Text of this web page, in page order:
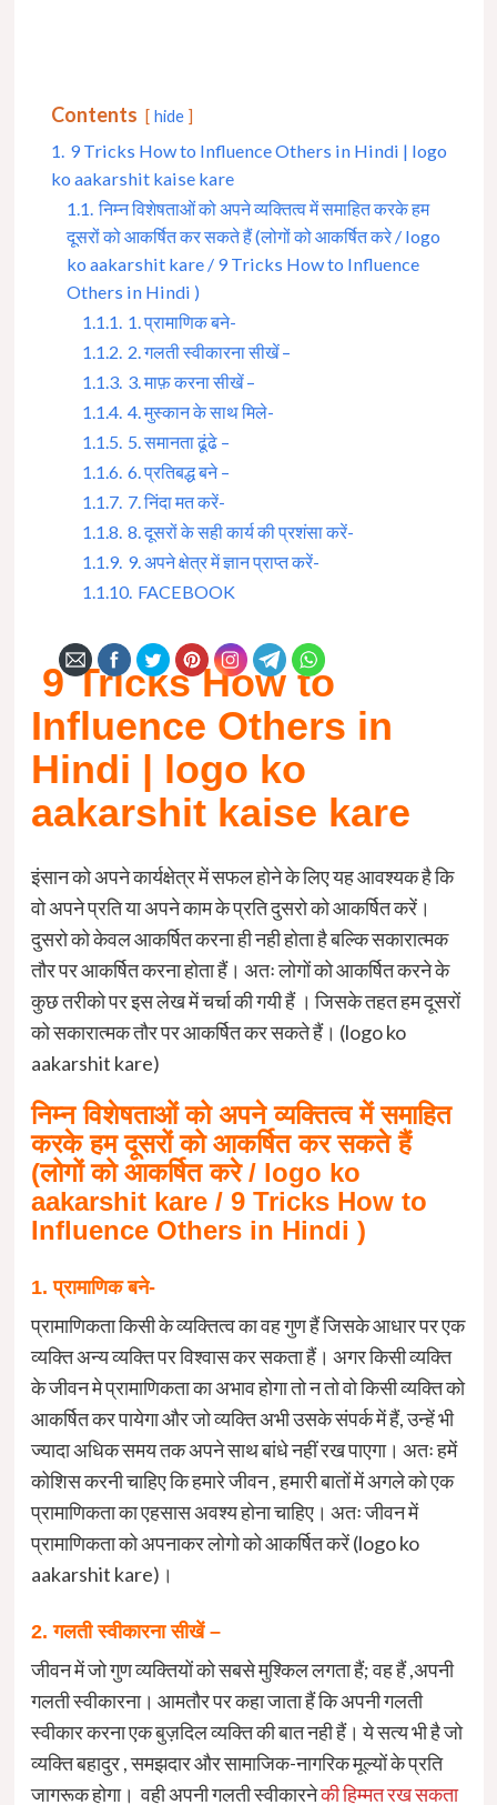
Contents hide
1. 9 Tricks How to Influence Others in Hindi | logo
ko aakarshit kaise kare
1.1. निम्न विशेषताओं को अपने व्यक्तित्व में समाहित करके हम
दूसरों को आकर्षित कर सकते हैं (लोगों को आकर्षित करे / logo
ko aakarshit kare / 9 Tricks How to Influence
Others in Hindi )
1.1.1. 1. प्रामाणिक बने-
1.1.2. 2. गलती स्वीकारना सीखें –
1.1.3. 3. माफ़ करना सीखें –
1.1.4. 4. मुस्कान के साथ मिले-
1.1.5. 5. समानता ढूंढे –
1.1.6. 6. प्रतिबद्ध बने –
1.1.7. 7. निंदा मत करें-
1.1.8. 8. दूसरों के सही कार्य की प्रशंसा करें-
1.1.9. 9. अपने क्षेत्र में ज्ञान प्राप्त करें-
1.1.10. FACEBOOK
9 Tricks How to
Influence Others in
Hindi | logo ko
aakarshit kaise kare
इंसान को अपने कार्यक्षेत्र में सफल होने के लिए यह आवश्यक है कि
वो अपने प्रति या अपने काम के प्रति दुसरो को आकर्षित करें।
दुसरो को केवल आकर्षित करना ही नही होता है बल्कि सकारात्मक
तौर पर आकर्षित करना होता हैं। अतः लोगों को आकर्षित करने के
कुछ तरीको पर इस लेख में चर्चा की गयी हैं । जिसके तहत हम दूसरों
को सकारात्मक तौर पर आकर्षित कर सकते हैं। (logo ko
aakarshit kare)
निम्न विशेषताओं को अपने व्यक्तित्व में समाहित
करके हम दूसरों को आकर्षित कर सकते हैं
(लोगों को आकर्षित करे / logo ko
aakarshit kare / 9 Tricks How to
Influence Others in Hindi )
1. प्रामाणिक बने-
प्रामाणिकता किसी के व्यक्तित्व का वह गुण हैं जिसके आधार पर एक
व्यक्ति अन्य व्यक्ति पर विश्वास कर सकता हैं। अगर किसी व्यक्ति
के जीवन मे प्रामाणिकता का अभाव होगा तो न तो वो किसी व्यक्ति को
आकर्षित कर पायेगा और जो व्यक्ति अभी उसके संपर्क में हैं, उन्हें भी
ज्यादा अधिक समय तक अपने साथ बांधे नहीं रख पाएगा। अतः हमें
कोशिस करनी चाहिए कि हमारे जीवन , हमारी बातों में अगले को एक
प्रामाणिकता का एहसास अवश्य होना चाहिए। अतः जीवन में
प्रामाणिकता को अपनाकर लोगो को आकर्षित करें (logo ko
aakarshit kare)।
2. गलती स्वीकारना सीखें –
जीवन में जो गुण व्यक्तियों को सबसे मुश्किल लगता हैं; वह हैं ,अपनी
गलती स्वीकारना। आमतौर पर कहा जाता हैं कि अपनी गलती
स्वीकार करना एक बुज़दिल व्यक्ति की बात नही हैं। ये सत्य भी है जो
व्यक्ति बहादुर , समझदार और सामाजिक-नागरिक मूल्यों के प्रति
जागरूक होगा। वही अपनी गलती स्वीकारनेकी हिम्मत रख सकता